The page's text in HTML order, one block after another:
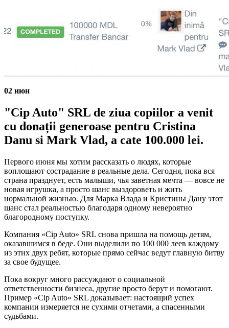
02 июн
"Cip Auto" SRL de ziua copiilor a venit
cu donații generoase pentru Cristina
Danu si Mark Vlad, a cate 100.000 lei.
Первого июня мы хотим рассказать о людях, которые
воплощают сострадание в реальные дела. Сегодня, пока вся
страна празднует, есть малыши, чья заветная мечта — вовсе не
новая игрушка, а просто шанс выздороветь и жить
нормальной жизнью. Для Марка Влада и Кристины Дану этот
шанс стал реальностью благодаря одному невероятно
благородному поступку.
Компания «Cip Auto» SRL снова пришла на помощь детям,
оказавшимся в беде. Они выделили по 100 000 леев каждому
из этих двух ребят, которые прямо сейчас ведут главную битву
за свое будущее.
Пока вокруг много рассуждают о социальной
ответственности бизнеса, другие просто берут и помогают.
Пример «Cip Auto» SRL доказывает: настоящий успех
компании измеряется не сухими отчетами, а спасенными
судьбами.